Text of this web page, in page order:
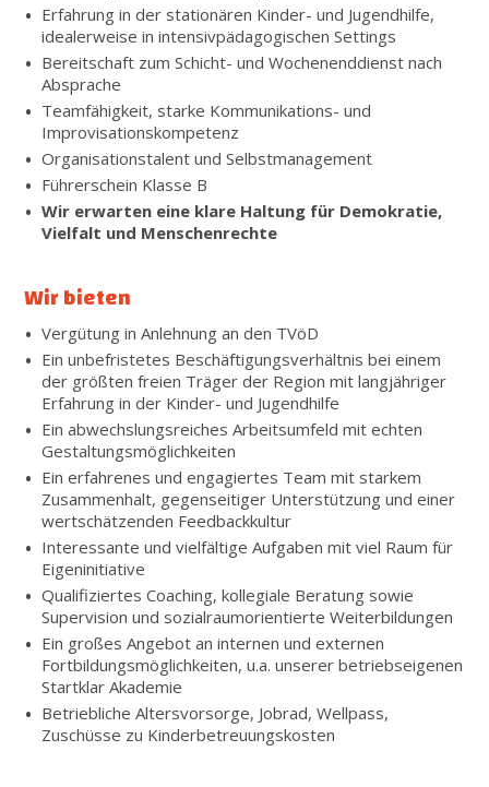
Erfahrung in der stationären Kinder- und Jugendhilfe,
idealerweise in intensivpädagogischen Settings
Bereitschaft zum Schicht- und Wochenenddienst nach
Absprache
Teamfähigkeit, starke Kommunikations- und
Improvisationskompetenz
Organisationstalent und Selbstmanagement
Führerschein Klasse B
Wir erwarten eine klare Haltung für Demokratie,
Vielfalt und Menschenrechte
Wir bieten
Vergütung in Anlehnung an den TVöD
Ein unbefristetes Beschäftigungsverhältnis bei einem
der größten freien Träger der Region mit langjähriger
Erfahrung in der Kinder- und Jugendhilfe
Ein abwechslungsreiches Arbeitsumfeld mit echten
Gestaltungsmöglichkeiten
Ein erfahrenes und engagiertes Team mit starkem
Zusammenhalt, gegenseitiger Unterstützung und einer
wertschätzenden Feedbackkultur
Interessante und vielfältige Aufgaben mit viel Raum für
Eigeninitiative
Qualifiziertes Coaching, kollegiale Beratung sowie
Supervision und sozialraumorientierte Weiterbildungen
Ein großes Angebot an internen und externen
Fortbildungsmöglichkeiten, u.a. unserer betriebseigenen
Startklar Akademie
Betriebliche Altersvorsorge, Jobrad, Wellpass,
Zuschüsse zu Kinderbetreuungskosten